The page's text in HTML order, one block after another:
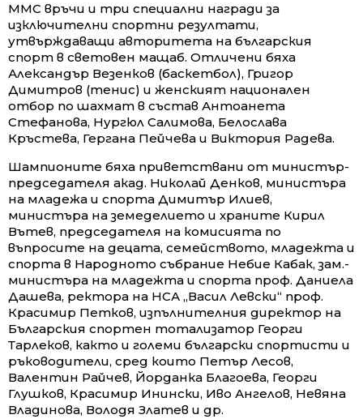
ММС връчи и три специални награди за
изключителни спортни резултати,
утвърждаващи авторитета на българския
спорт в световен мащаб. Отличени бяха
Александър Везенков (баскетбол), Григор
Димитров (тенис) и женският национален
отбор по шахмат в състав Антоанета
Стефанова, Нургюл Салимова, Белослава
Кръстева, Гергана Пейчева и Виктория Радева.
Шампионите бяха приветствани от министър-
председателя акад. Николай Денков, министъра
на младежа и спорта Димитър Илиев,
министъра на земеделието и храните Кирил
Вътев, председателя на комисията по
въпросите на децата, семейството, младежта и
спорта в Народното събрание Небие Кабак, зам.-
министъра на младежта и спорта проф. Даниела
Дашева, ректора на НСА „Васил Левски“ проф.
Красимир Петков, изпълнителния директор на
Българския спортен тотализатор Георги
Тарлеков, както и големи български спортисти и
ръководители, сред които Петър Лесов,
Валентин Райчев, Йорданка Благоева, Георги
Глушков, Красимир Инински, Иво Ангелов, Невяна
Владинова, Володя Златев и др.